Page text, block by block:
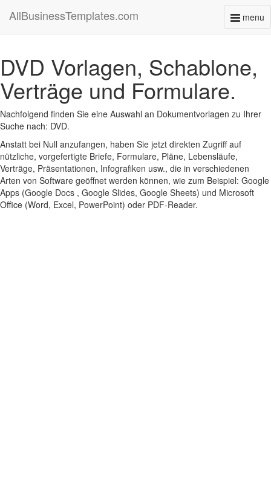
menu
AllBusinessTemplates.com
DVD Vorlagen, Schablone,
Verträge und Formulare.
Nachfolgend finden Sie eine Auswahl an Dokumentvorlagen zu Ihrer
Suche nach: DVD.
Anstatt bei Null anzufangen, haben Sie jetzt direkten Zugriff auf
nützliche, vorgefertigte Briefe, Formulare, Pläne, Lebensläufe,
Verträge, Präsentationen, Infografiken usw., die in verschiedenen
Arten von Software geöffnet werden können, wie zum Beispiel: Google
Apps (Google Docs , Google Slides, Google Sheets) und Microsoft
Office (Word, Excel, PowerPoint) oder PDF-Reader.